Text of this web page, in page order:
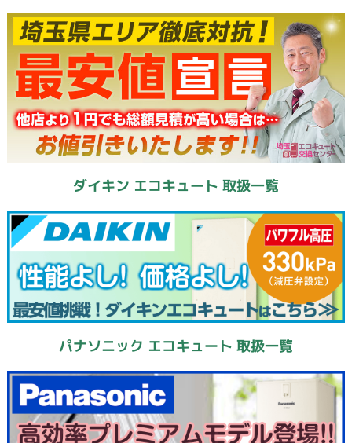
ダイキン エコキュート 取扱一覧
パナソニック エコキュート 取扱一覧